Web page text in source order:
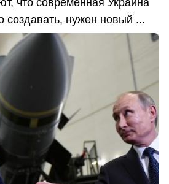
что современная Украина
создавать, нужен новый ...